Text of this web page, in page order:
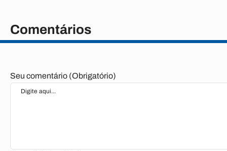
Comentários
Seu comentário (Obrigatório)